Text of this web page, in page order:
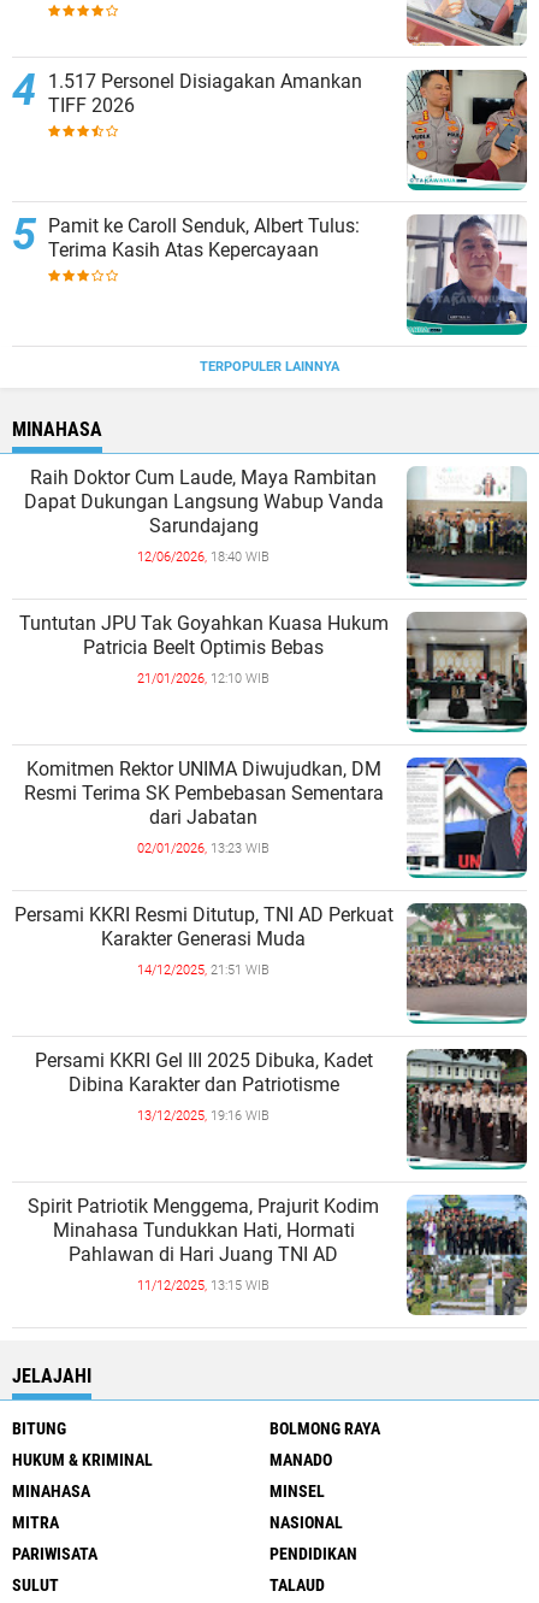
1.517 Personel Disiagakan Amankan
TIFF 2026
Pamit ke Caroll Senduk, Albert Tulus:
Terima Kasih Atas Kepercayaan
TERPOPULER LAINNYA
MINAHASA
Raih Doktor Cum Laude, Maya Rambitan
Dapat Dukungan Langsung Wabup Vanda
Sarundajang
12/06/2026, 18:40 WIB
Tuntutan JPU Tak Goyahkan Kuasa Hukum
Patricia Beelt Optimis Bebas
21/01/2026, 12:10 WIB
Komitmen Rektor UNIMA Diwujudkan, DM
Resmi Terima SK Pembebasan Sementara
dari Jabatan
02/01/2026, 13:23 WIB
Persami KKRI Resmi Ditutup, TNI AD Perkuat
Karakter Generasi Muda
14/12/2025, 21:51 WIB
Persami KKRI Gel III 2025 Dibuka, Kadet
Dibina Karakter dan Patriotisme
13/12/2025, 19:16 WIB
Spirit Patriotik Menggema, Prajurit Kodim
Minahasa Tundukkan Hati, Hormati
Pahlawan di Hari Juang TNI AD
11/12/2025, 13:15 WIB
JELAJAHI
BITUNG
BOLMONG RAYA
HUKUM & KRIMINAL
MANADO
MINAHASA
MINSEL
MITRA
NASIONAL
PARIWISATA
PENDIDIKAN
SULUT
TALAUD